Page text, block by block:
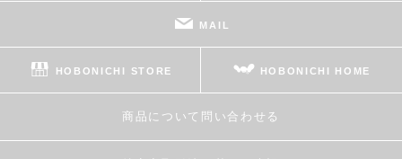
MAIL
HOBONICHI STORE HOBONICHI HOME
商品について問い合わせる